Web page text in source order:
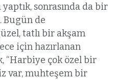
sonrasında da bir
Bugün de
tatlı bir akşam
için hazırlanan
“Harbiye çok özel bir
var, muhteşem bir